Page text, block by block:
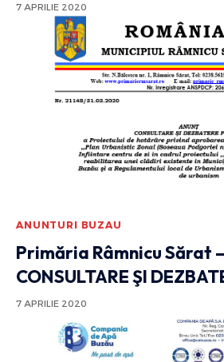
7 APRILIE 2020
ANUNTURI BUZAU
Primăria Râmnicu Sărat
CONSULTARE ŞI
7 APRILIE 2020